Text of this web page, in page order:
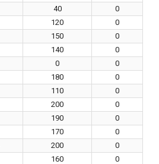
40
0
120
0
150
0
140
0
0
0
180
0
110
0
200
0
190
0
170
0
200
0
160
0